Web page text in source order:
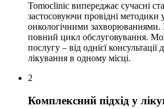
Tomoclinic випереджає сучасні
застосовуючи провідні методики
онкологічними захворюваннями.
повний цикл обслуговування.
послугу – від однієї
лікування в одному місці.
2
Комплексний підхід у